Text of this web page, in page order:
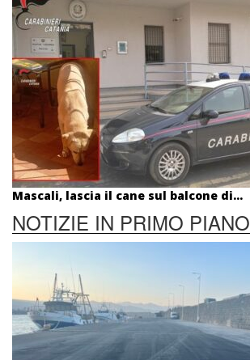
Mascali, lascia il cane sul balcone di...
NOTIZIE IN PRIMO PIANO